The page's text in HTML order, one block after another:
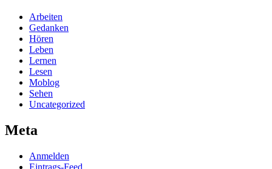
Arbeiten
Gedanken
Hören
Leben
Lernen
Lesen
Moblog
Sehen
Uncategorized
Meta
Anmelden
Eintrags-Feed